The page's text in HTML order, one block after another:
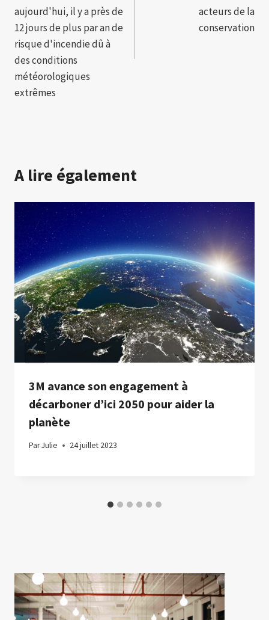
aujourd'hui, il y a près de
12 jours de plus par an de
risque d'incendie dû à
des conditions
météorologiques
extrêmes
acteurs de la
conservation
A lire également
3M avance son engagement à
décarboner d’ici 2050 pour aider la
planète
ParJulie 24 juillet 2023